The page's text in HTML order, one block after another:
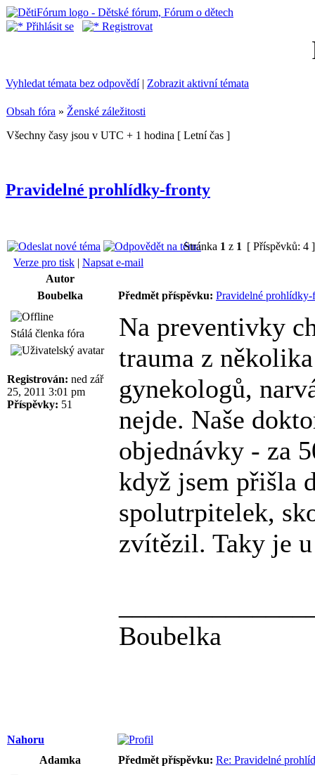
Přihlásit se Registrovat
Vyhledat témata bez odpovědí| Zobrazit aktivní témata
Obsah fóra » Ženské záležitosti
Všechny časy jsou v UTC + 1 hodina [ Letní čas ]
Pravidelné prohlídky-fronty
Stránka 1 z 1 [ Příspěvků: 4
Verze pro tisk | Napsat e-mail
Autor
Boubelka
Předmět příspěvku: Pravidelné
Stálá členka fóra
Registrován: ned zář
25, 2011 3:01 pm
Příspěvky: 51
Na preventivky
trauma z
gynekologů,
nejde. Naše
objednávky - za
když jsem přišla
spolutrpitelek,
zvítězil. Taky je
Boubelka
Nahoru
Adamka
Předmět příspěvku: Re: Pravidelné